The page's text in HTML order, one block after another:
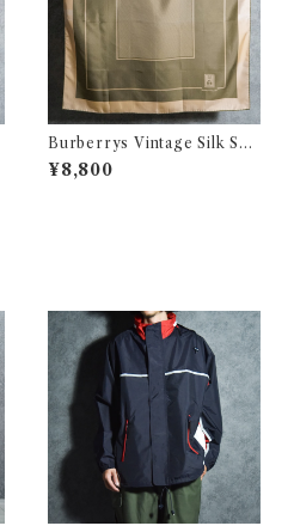
Burberrys Vintage Silk Sca
rf バーバリー シルクスカーフ
ベージュ
¥8,800